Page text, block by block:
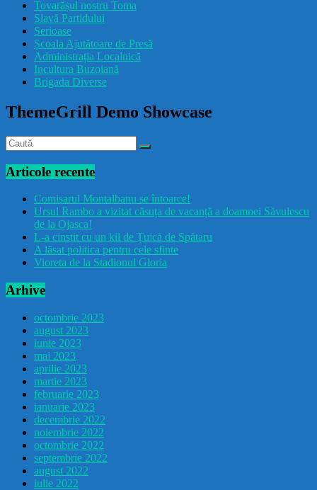
drăcușorulbuzoian
Tovarășul nostru Toma
Slavă Partidului
Serioase
Școala Ajutătoare de Presă
Administrația Localnică
Incultura Buzoiană
Brigada Diverse
ThemeGrill Demo Showcase
Articole recente
Comisarul Montalbanu se întoarce!
Ursul Rambo a vizitat căsuța de vacanță a doamnei Săvulescu
de la Ojasca!
L-a cinstit cu un kil de Țuică de Spătaru
A lăsat politica pentru cele sfinte
Vioreta de la Stadionul Gloria
Arhive
octombrie 2023
august 2023
iunie 2023
mai 2023
aprilie 2023
martie 2023
februarie 2023
ianuarie 2023
decembrie 2022
noiembrie 2022
octombrie 2022
septembrie 2022
august 2022
iulie 2022